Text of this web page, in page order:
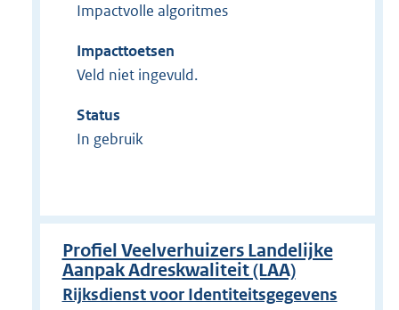
Impactvolle algoritmes
Impacttoetsen
Veld niet ingevuld.
Status
In gebruik
Profiel Veelverhuizers Landelijke
Aanpak Adreskwaliteit (LAA)
Rijksdienst voor Identiteitsgegevens